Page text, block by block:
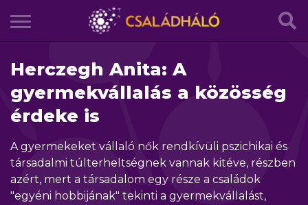
Herczegh Anita: A
gyermekvállalás a közösség
érdeke is
A gyermekeket vállaló nők rendkívüli pszichikai és
társadalmi túlterheltségnek vannak kitéve, részben
azért, mert a társadalom egy része a családok
"egyéni hobbijának" tekinti a gyermekvállalást,